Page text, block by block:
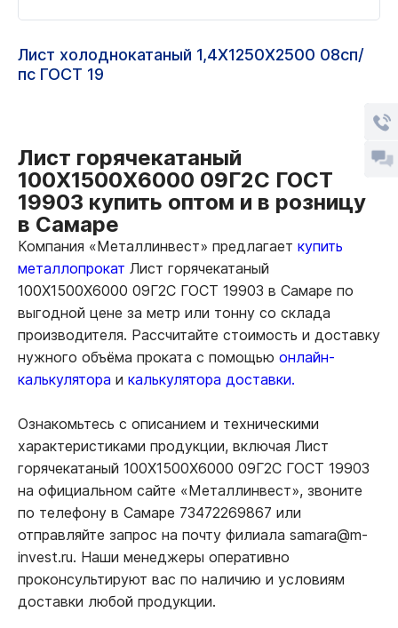
Лист холоднокатаный 1,4Х1250Х2500 08сп/
пс ГОСТ 19
Лист горячекатаный
100Х1500Х6000 09Г2С ГОСТ
19903 купить оптом и в розницу
в Самаре
Компания «Металлинвест» предлагает купить
металлопрокат Лист горячекатаный
100Х1500Х6000 09Г2С ГОСТ 19903 в Самаре по
выгодной цене за метр или тонну со склада
производителя. Рассчитайте стоимость и доставку
нужного объёма проката с помощью онлайн-
калькулятора и калькулятора доставки.
Ознакомьтесь с описанием и техническими
характеристиками продукции, включая Лист
горячекатаный 100Х1500Х6000 09Г2С ГОСТ 19903
на официальном сайте «Металлинвест», звоните
по телефону в Самаре 73472269867 или
отправляйте запрос на почту филиала samara@m-
invest.ru. Наши менеджеры оперативно
проконсультируют вас по наличию и условиям
доставки любой продукции.